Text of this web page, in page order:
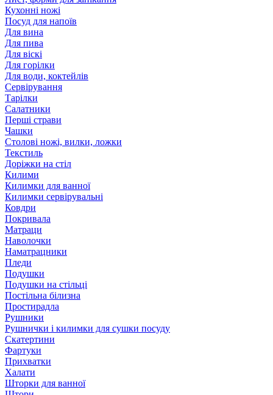
Кухонні ножі
Посуд для напоїв
Для вина
Для пива
Для віскі
Для горілки
Для води, коктейлів
Сервірування
Тарілки
Салатники
Перші страви
Чашки
Столові ножі, вилки, ложки
Текстиль
Доріжки на стіл
Килими
Килимки для ванної
Килимки сервірувальні
Ковдри
Покривала
Матраци
Наволочки
Наматрацники
Пледи
Подушки
Подушки на стільці
Постільна білизна
Простирадла
Рушники
Рушнички і килимки для сушки посуду
Скатертини
Фартуки
Прихватки
Халати
Шторки для ванної